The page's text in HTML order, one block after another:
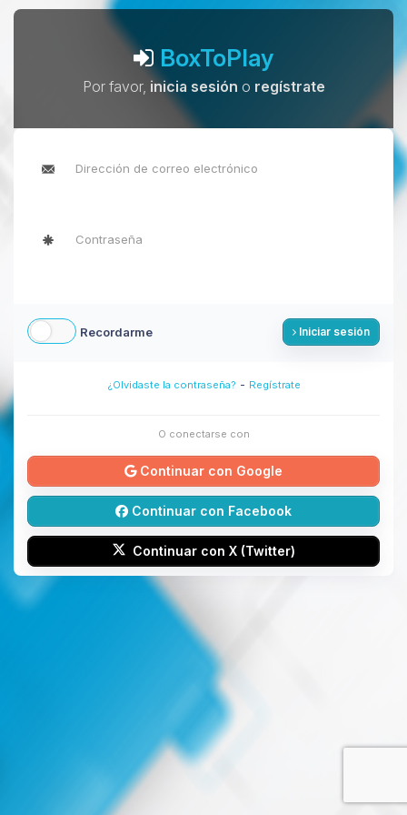
BoxToPlay
Por favor, inicia sesión o regístrate
Recordarme Iniciar sesión
¿Olvidaste la contraseña? - Regístrate
O conectarse con
Continuar con Google
Continuar con Facebook
Continuar con X (Twitter)